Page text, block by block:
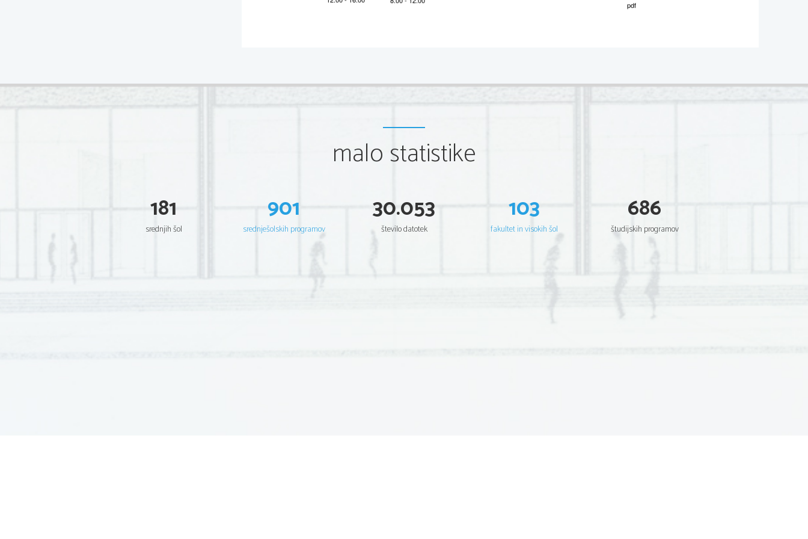
Cicero ra zmišlja, kako raz l ične so verske predstave pri ra zl ičnih ljudstvih.
Si multas et varias gentes et urbes consideras, non te latebit
distent. Nam primum Aegyptii 2, quorum  litteris
humanis simulacris consecrata sunt, quae Persae nefaria putaverunt. Ob eam rem Xerxes,
cum copiis mare traiecisset, inflammari fana Atheniensium iussisse dicitur, quod deos
malo statistike
181
srednjih šol
901
srednješolskih programov
30.053
število datotek
103
fakultet in visokih šol
686
študijskih programov